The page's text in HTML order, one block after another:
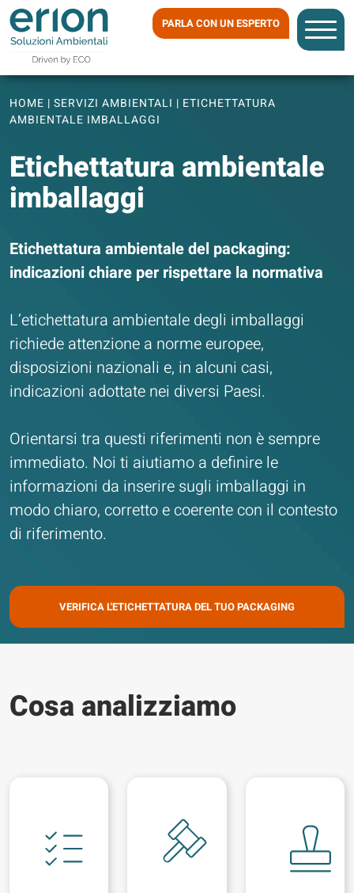
PARLA CON UN ESPERTO
HOME | SERVIZI AMBIENTALI | ETICHETTATURA
AMBIENTALE IMBALLAGGI
Etichettatura ambientale
imballaggi
Etichettatura ambientale del packaging:
indicazioni chiare per rispettare la normativa
L’etichettatura ambientale degli imballaggi
richiede attenzione a norme europee,
disposizioni nazionali e, in alcuni casi,
indicazioni adottate nei diversi Paesi.
Orientarsi tra questi riferimenti non è sempre
immediato. Noi ti aiutiamo a definire le
informazioni da inserire sugli imballaggi in
modo chiaro, corretto e coerente con il contesto
di riferimento.
VERIFICA L'ETICHETTATURA DEL TUO PACKAGING
Cosa analizziamo